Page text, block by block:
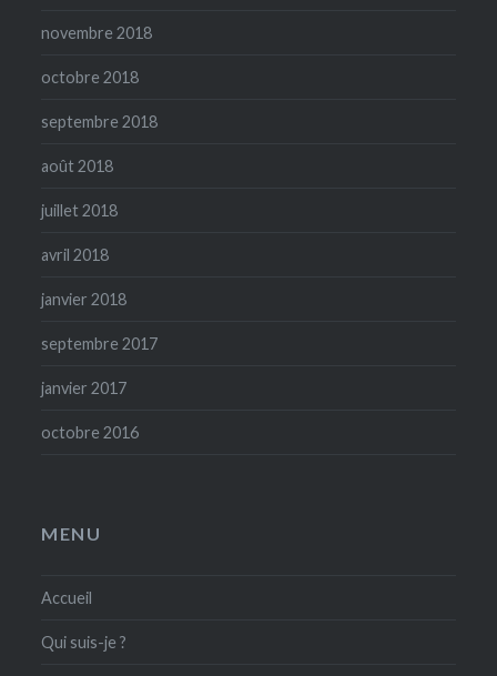
novembre 2018
octobre 2018
septembre 2018
août 2018
juillet 2018
avril 2018
janvier 2018
septembre 2017
janvier 2017
octobre 2016
MENU
Accueil
Qui suis-je ?